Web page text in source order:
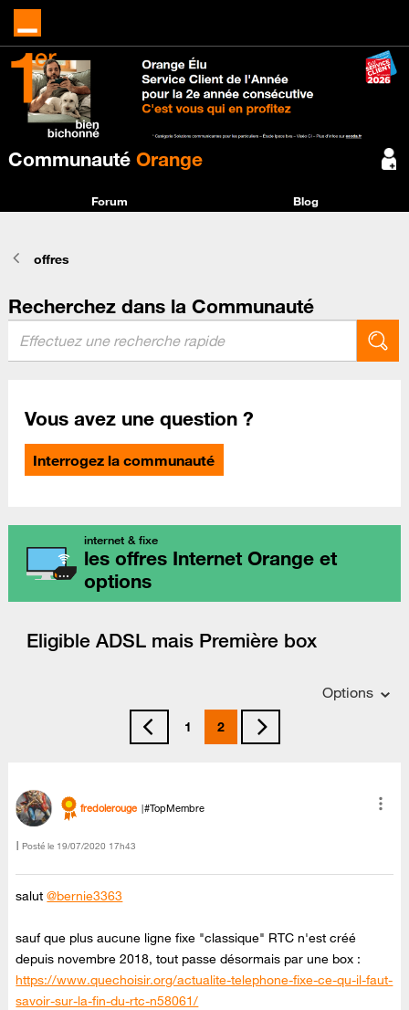
Communauté Orange
Forum Blog
offres
Recherchez dans la Communauté
Vous avez une question ?
Interrogez la communauté
internet & fixe
les offres Internet Orange et
options
Eligible ADSL mais Première box
Options
1 2
fredolerouge #TopMembre
Posté le ‎19/07/2020 17h43
salut@bernie3363
sauf que plus aucune ligne fixe "classique" RTC n'est créé
depuis novembre 2018, tout passe désormais par une box :
https://www.quechoisir.org/actualite-telephone-fixe-ce-qu-il-faut-
savoir-sur-la-fin-du-rtc-n58061/